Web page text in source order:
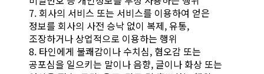
7. 회사의 서비스 또는 서비스를 이용하여 얻은
정보를 회사의 사전 승낙 없이 복제, 유통,
조장하거나 상업적으로 이용하는 행위
8. 타인에게 불쾌감이나 수치심, 혐오감 또는
공포심을 일으키는 말이나 음향, 글이나 화상 또는